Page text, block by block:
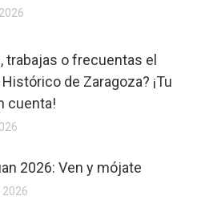
trabajas o frecuentas el
de Zaragoza? ¡Tu
cuenta!
2026: Ven y mójate
2026